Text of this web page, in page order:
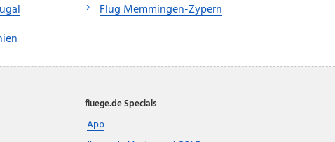
Flug Memmingen-Zypern